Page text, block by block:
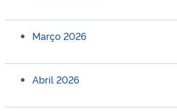
Março 2026
Abril 2026